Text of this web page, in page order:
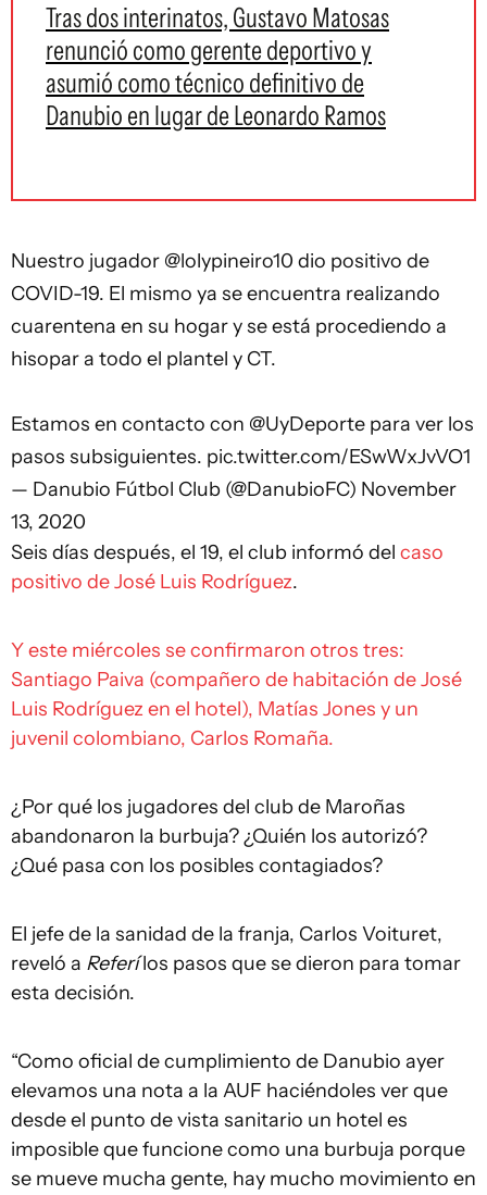
Tras dos interinatos, Gustavo Matosas
renunció como gerente deportivo y
asumió como técnico definitivo de
Danubio en lugar de Leonardo Ramos
Nuestro jugador @lolypineiro10 dio positivo de
COVID-19. El mismo ya se encuentra realizando
cuarentena en su hogar y se está procediendo a
hisopar a todo el plantel y CT.
Estamos en contacto con @UyDeporte para ver los
pasos subsiguientes. pic.twitter.com/ESwWxJvVO1
— Danubio Fútbol Club (@DanubioFC) November
13, 2020
Seis días después, el 19, el club informó del caso
positivo de José Luis Rodríguez.
Y este miércoles se confirmaron otros tres:
Santiago Paiva (compañero de habitación de José
Luis Rodríguez en el hotel), Matías Jones y un
juvenil colombiano, Carlos Romaña.
¿Por qué los jugadores del club de Maroñas
abandonaron la burbuja? ¿Quién los autorizó?
¿Qué pasa con los posibles contagiados?
El jefe de la sanidad de la franja, Carlos Voituret,
reveló a Referílos pasos que se dieron para tomar
esta decisión.
“Como oficial de cumplimiento de Danubio ayer
elevamos una nota a la AUF haciéndoles ver que
desde el punto de vista sanitario un hotel es
imposible que funcione como una burbuja porque
se mueve mucha gente, hay mucho movimiento en